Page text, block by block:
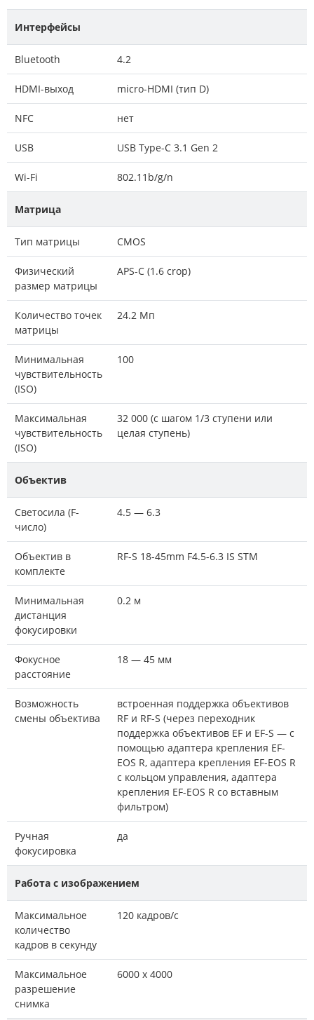
Интерфейсы
Bluetooth 4.2
HDMI-выход micro-HDMI (тип D)
NFC нет
USB USB Type-C 3.1 Gen 2
Wi-Fi 802.11b/g/n
Матрица
Тип матрицы CMOS
Физический
размер матрицы
APS-C (1.6 crop)
Количество точек
матрицы
24.2 Мп
Минимальная
чувствительность
(ISO)
100
Максимальная
чувствительность
(ISO)
32 000 (с шагом 1/3 ступени или
целая ступень)
Объектив
Светосила (F-
число)
4.5 — 6.3
Объектив в
комплекте
RF-S 18-45mm F4.5-6.3 IS STM
Минимальная
дистанция
фокусировки
0.2 м
Фокусное
расстояние
18 — 45 мм
Возможность
смены объектива
встроенная поддержка объективов
RF и RF-S (через переходник
поддержка объективов EF и EF-S — с
помощью адаптера крепления EF-
EOS R, адаптера крепления EF-EOS R
с кольцом управления, адаптера
крепления EF-EOS R со вставным
фильтром)
Ручная
фокусировка
да
Работа с изображением
Максимальное
количество
кадров в секунду
120 кадров/с
Максимальное
разрешение
снимка
6000 x 4000